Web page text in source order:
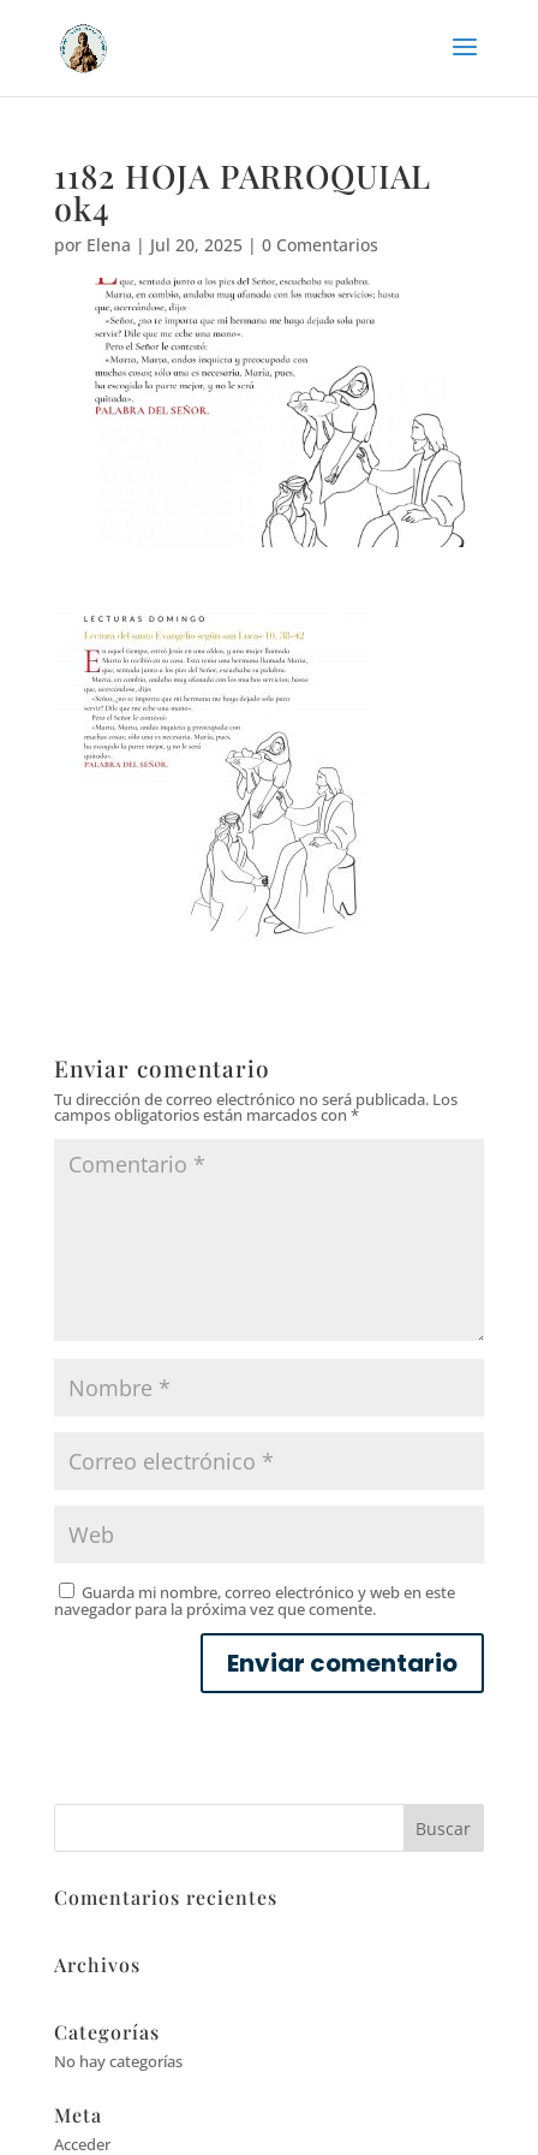
1182 HOJA PARROQUIAL
ok4
por Elena | Jul 20, 2025| 0 Comentarios
Enviar comentario
Tu dirección de correo electrónico no será publicada. Los
campos obligatorios están marcados con *
Guarda mi nombre, correo electrónico y web en este
navegador para la próxima vez que comente.
Comentarios recientes
Archivos
Categorías
No hay categorías
Meta
Acceder